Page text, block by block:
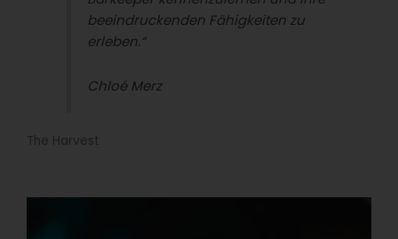
beeindruckenden Fähigkeiten zu
erleben.“
Chloé Merz
The Harvest